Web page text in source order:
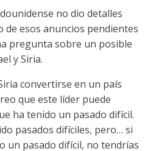
no dio detalles
de esos anuncios pendientes
pregunta sobre un posible
y Siria.
convertirse en un país
que este líder puede
ha tenido un pasado difícil.
pasados ​​difíciles, pero… si
un pasado difícil, no tendrías